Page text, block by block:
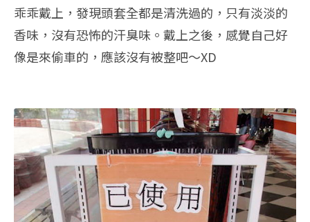
乖乖戴上，發現頭套全都是清洗過的，只有淡淡的
香味，沒有恐怖的汗臭味。戴上之後，感覺自己好
像是來偷車的，應該沒有被整吧～XD